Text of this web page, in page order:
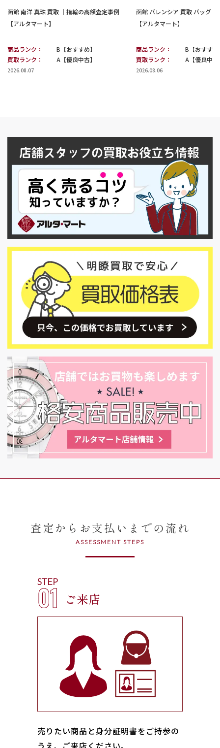
函館 南洋 真珠 買取 ｜指輪の高額査定事例
【アルタマート】
商品ランク：
B【おすすめ】
買取ランク：
A【優良中古】
2026.08.07
函館 バレンシア 買取 バッグ｜
【アルタマート】
商品ランク：
B【おすすめ
買取ランク：
A【優良中古
2026.08.06
査定からお支払いまでの流れ
ASSESSMENT STEPS
STEP
01 ご来店
売りたい商品と身分証明書をご持参の
うえ、ご来店ください｡